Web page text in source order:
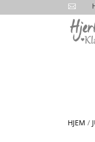

HJEM /